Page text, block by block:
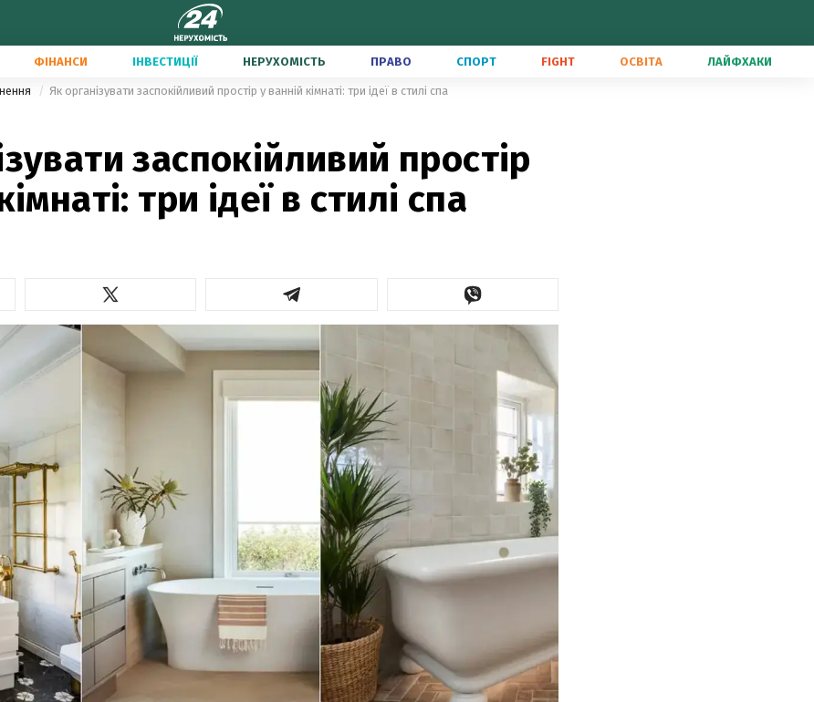
ФІНАНСИ ІНВЕСТИЦІЇ НЕРУХОМІСТЬ ПРАВО СПОРТ FIGHT ОСВІТА ЛАЙФХАКИ
Як організувати заспокійливий простір у ванній кімнаті: три ідеї в стилі спа
заспокійливий простір
три ідеї в стилі спа